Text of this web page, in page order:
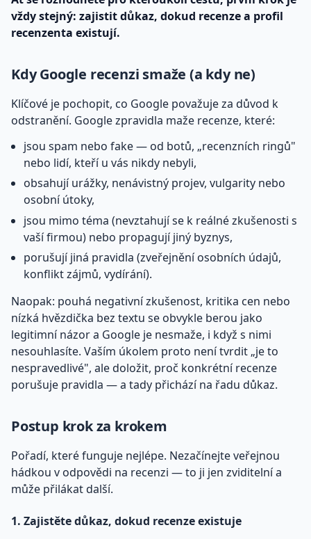
vždy stejný: zajistit důkaz, dokud recenze a profil
recenzenta existují.
Kdy Google recenzi smaže (a kdy ne)
Klíčové je pochopit, co Google považuje za důvod k
odstranění. Google zpravidla maže recenze, které:
jsou spam nebo fake — od botů, „recenzních ringů"
nebo lidí, kteří u vás nikdy nebyli,
obsahují urážky, nenávistný projev, vulgarity nebo
osobní útoky,
jsou mimo téma (nevztahují se k reálné zkušenosti s
vaší firmou) nebo propagují jiný byznys,
porušují jiná pravidla (zveřejnění osobních údajů,
konflikt zájmů, vydírání).
Naopak: pouhá negativní zkušenost, kritika cen nebo
nízká hvězdička bez textu se obvykle berou jako
legitimní názor a Google je nesmaže, i když s nimi
nesouhlasíte. Vaším úkolem proto není tvrdit „je to
nespravedlivé", ale doložit, proč konkrétní recenze
porušuje pravidla — a tady přichází na řadu důkaz.
Postup krok za krokem
Pořadí, které funguje nejlépe. Nezačínejte veřejnou
hádkou v odpovědi na recenzi — to ji jen zviditelní a
může přilákat další.
1. Zajistěte důkaz, dokud recenze existuje